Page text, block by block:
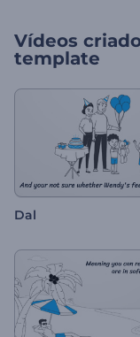
Vídeos
template
Dal